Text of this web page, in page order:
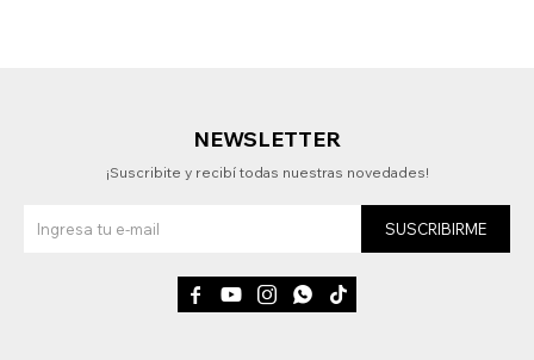
NEWSLETTER
¡Suscribite y recibí todas nuestras novedades!
SUSCRIBIRME
    